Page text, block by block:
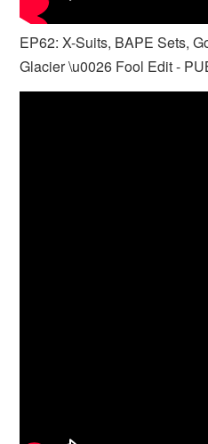
EP62: X-Suits, BAPE Sets,
Glacier \u0026 Fool Edit -